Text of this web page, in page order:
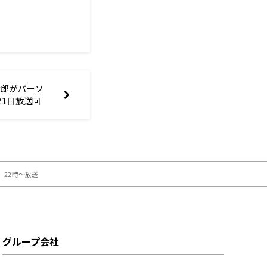
がパーソ
日放送回
22時～放送
グループ会社